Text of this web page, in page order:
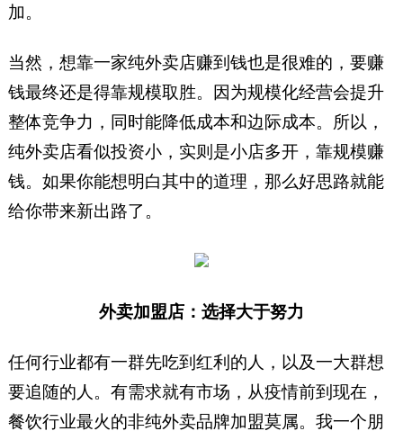
加。
当然，想靠一家纯外卖店赚到钱也是很难的，要赚
钱最终还是得靠规模取胜。因为规模化经营会提升
整体竞争力，同时能降低成本和边际成本。所以，
纯外卖店看似投资小，实则是小店多开，靠规模赚
钱。如果你能想明白其中的道理，那么好思路就能
给你带来新出路了。
外卖加盟店：选择大于努力
任何行业都有一群先吃到红利的人，以及一大群想
要追随的人。有需求就有市场，从疫情前到现在，
餐饮行业最火的非纯外卖品牌加盟莫属。我一个朋